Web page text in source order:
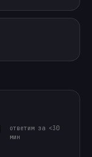
ответим за <30
мин